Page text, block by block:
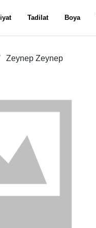
Tadilat Boya
Zeynep Zeynep